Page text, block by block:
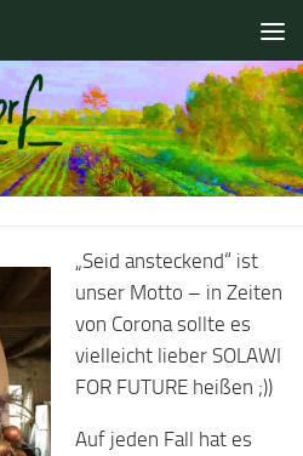
„Seid ansteckend“ ist
unser Motto – in Zeiten
von Corona sollte es
vielleicht lieber SOLAWI
FOR FUTURE heißen ;))
Auf jeden Fall hat es